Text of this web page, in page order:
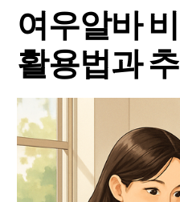
여우알바
활용법과